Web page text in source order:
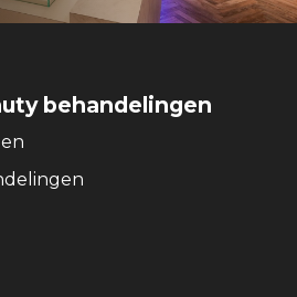
behandelingen